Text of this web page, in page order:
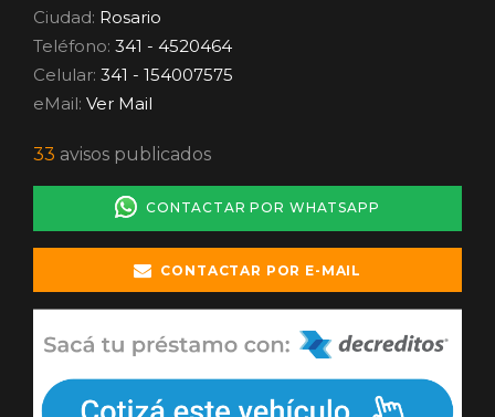
Ciudad: Rosario
Teléfono: 341 - 4520464
Celular: 341 - 154007575
eMail: Ver Mail
33 avisos publicados
CONTACTAR POR WHATSAPP
CONTACTAR POR E-MAIL